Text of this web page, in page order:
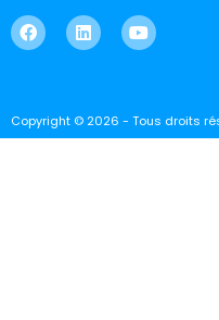
Copyright © 2026 - Tous droits